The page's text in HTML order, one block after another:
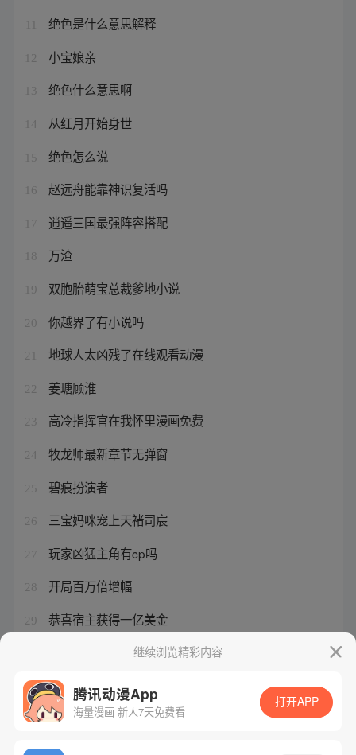
绝色是什么意思解释
12 小宝娘亲
13 绝色什么意思啊
14 从红月开始身世
15 绝色怎么说
16 赵远舟能靠神识复活吗
17 逍遥三国最强阵容搭配
18 万渣
19 双胞胎萌宝总裁爹地小说
20 你越界了有小说吗
21 地球人太凶残了在线观看动漫
22 姜瑭顾淮
23 高冷指挥官在我怀里漫画免费
24 牧龙师最新章节无弹窗
25 碧痕扮演者
26 三宝妈咪宠上天褚司宸
27 玩家凶猛主角有cp吗
28 开局百万倍增幅
29 恭喜宿主获得一亿美金
双胞胎萌宝免费阅读继续浏览精彩内容
腾讯动漫App
海量漫画 新人7天免费看
打开APP